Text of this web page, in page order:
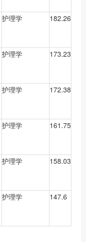
护理学 182.26
护理学 173.23
护理学 172.38
护理学 161.75
护理学 158.03
护理学 147.6